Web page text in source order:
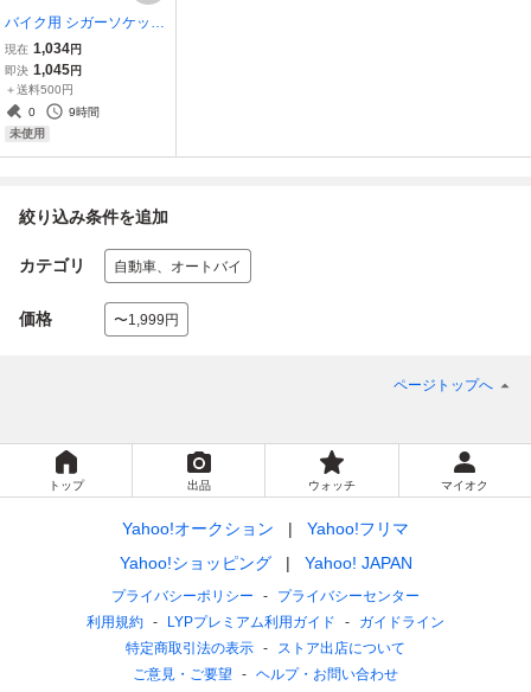
バイク用 シガーソケット
USB 2ポート付 12V 防水
キャップ付 ON・OFFスイ
ッチ バッテリー充電 USB
端子/20Ξ
現在 1,034円
即決 1,045円
＋送料500円
0
9時間
未使用
絞り込み条件を追加
カテゴリ 自動車、オートバイ
価格 〜1,999円
ページトップへ
トップ 出品 ウォッチ マイオク
Yahoo!オークション
Yahoo!フリマ
Yahoo!ショッピング
Yahoo! JAPAN
プライバシーポリシー
プライバシーセンター
利用規約
LYPプレミアム利用ガイド
ガイドライン
特定商取引法の表示
ストア出店について
ご意見・ご要望
ヘルプ・お問い合わせ